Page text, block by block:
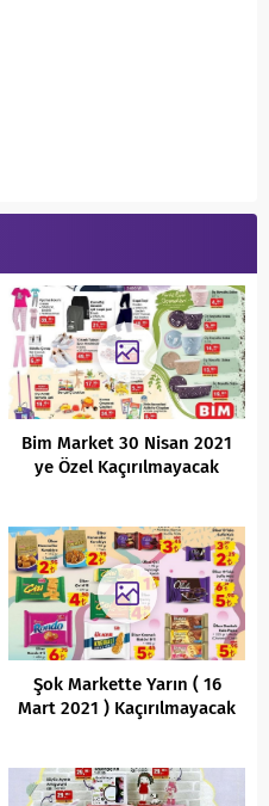
Bim Market 30 Nisan 2021
ye Özel Kaçırılmayacak
Şok Markette Yarın ( 16
Mart 2021 ) Kaçırılmayacak